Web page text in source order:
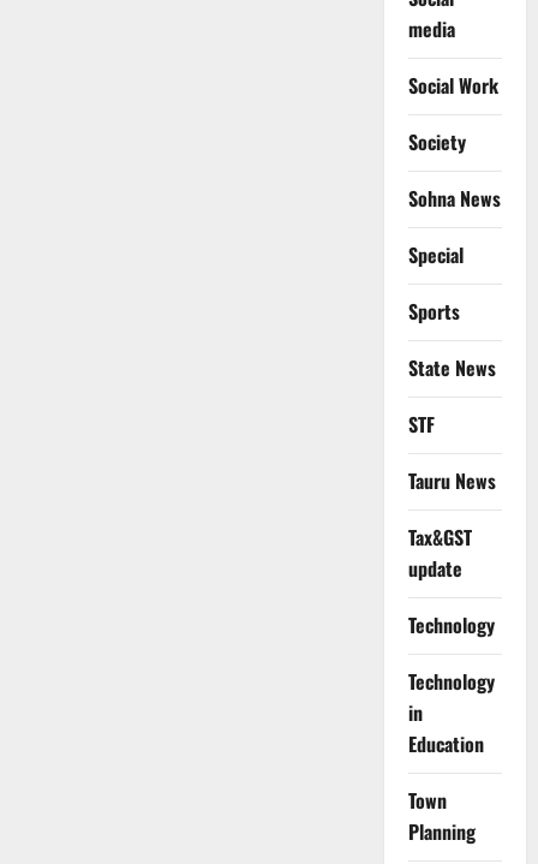
media
Social Work
Society
Sohna News
Special
Sports
State News
STF
Tauru News
Tax&GST
update
Technology
Technology
in
Education
Town
Planning